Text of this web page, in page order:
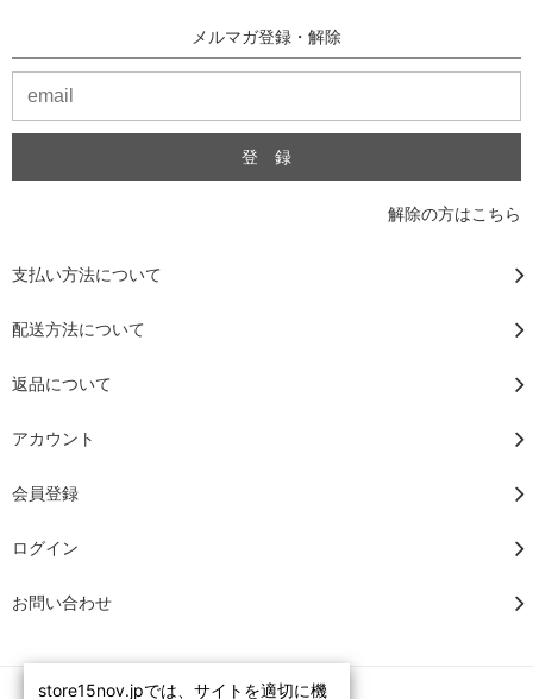
メルマガ登録・解除
解除の方はこちら
支払い方法について
配送方法について
返品について
アカウント
会員登録
ログイン
お問い合わせ
store15nov.jpでは、サイトを適切に機